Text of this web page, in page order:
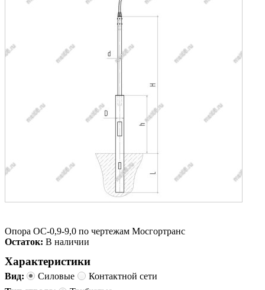
Опора ОС-0,9-9,0 по чертежам Мосгортранс
Остаток: В наличии
Характеристики
Вид: Силовые
Контактной сети